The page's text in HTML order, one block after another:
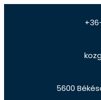
5600